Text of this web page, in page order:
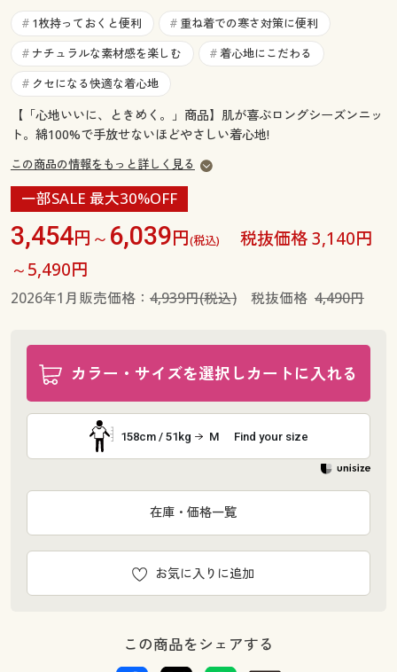
お気に入り
サポート
ご利用ガイド
ご利用ガイド
よくある質問とお問い合わせ
# 1枚持っておくと便利 # 重ね着での寒さ対策に便利
# ナチュラルな素材感を楽しむ # 着心地にこだわる
# クセになる快適な着心地
【「心地いいに、ときめく。」商品】肌が喜ぶロングシーズンニッ
ト。綿100%で手放せないほどやさしい着心地!
この商品の情報をもっと詳しく見る
一部SALE 最大30%OFF
3,454円～ 6,039円(税込)
税抜価格 3,140円
～5,490円
2026年1月販売価格： 4,939円(税込)税抜価格 4,490円
カラー・サイズを選択しカートに入れる
158cm / 51kg M Find your size
お気に入りに追加
在庫・価格一覧
この商品をシェアする